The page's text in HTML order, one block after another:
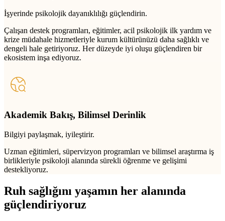
İşyerinde psikolojik dayanıklılığı güçlendirin.
Çalışan destek programları, eğitimler, acil psikolojik ilk yardım ve
krize müdahale hizmetleriyle kurum kültürünüzü daha sağlıklı ve
dengeli hale getiriyoruz. Her düzeyde iyi oluşu güçlendiren bir
ekosistem inşa ediyoruz.
Akademik Bakış, Bilimsel Derinlik
Bilgiyi paylaşmak, iyileştirir.
Uzman eğitimleri, süpervizyon programları ve bilimsel araştırma iş
birlikleriyle psikoloji alanında sürekli öğrenme ve gelişimi
destekliyoruz.
Ruh sağlığını yaşamın her alanında
güçlendiriyoruz